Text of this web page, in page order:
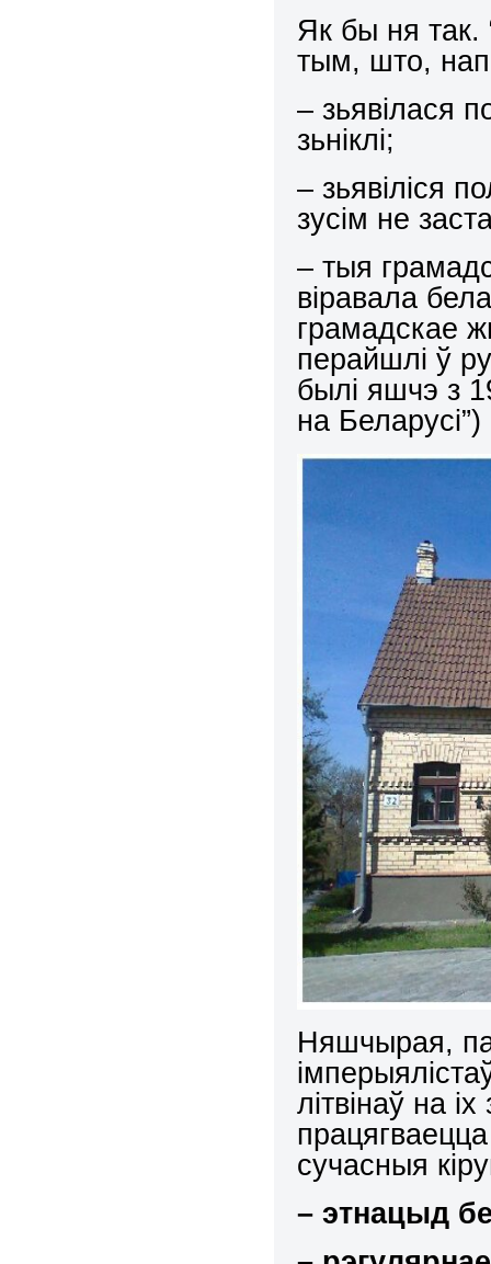
Як бы ня так.
тым, што,
– зьявілася
зьніклі;
– зьявіліся
зусім не
– тыя
віравала
грамадскае
перайшлі ў
былі яшчэ з
на Беларусі”)
Няшчырая,
літвінаў на
сучасныя
– этнацыд